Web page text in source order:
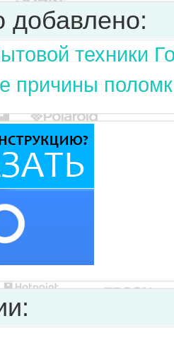
добавлено:
техники
причины